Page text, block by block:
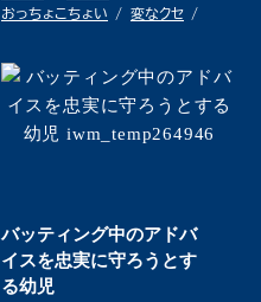
おっちょこちょい
変なクセ
バッティング中のアドバ
イスを忠実に守ろうとす
る幼児